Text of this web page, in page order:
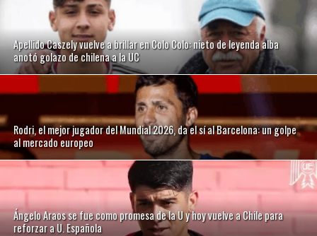
Apellido Caszely vuelve a brillar en Colo Colo: nieto de leyenda alba
anotó golazo de chilena a la UC
Rodri, el mejor jugador del Mundial 2026, da el sí al Barcelona: un golpe
al mercado europeo
Ángelo Araos se fue como promesa de la U y hoy vuelve a Chile para
reforzar a U. Española